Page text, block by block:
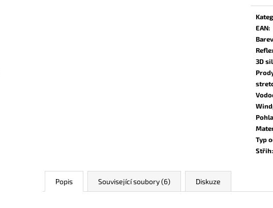
EAN:
3D
Typ
Střih:
Popis Související soubory (6) Diskuze